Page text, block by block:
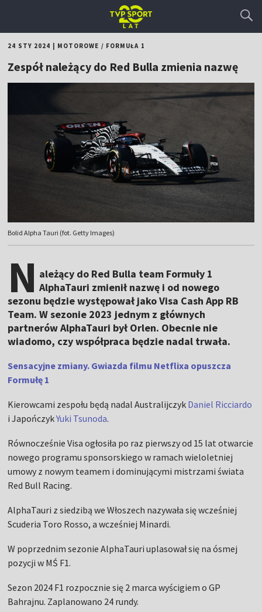
24 STY 2024 MOTOROWE / FORMUŁA 1
Zespół należący do Red Bulla zmienia nazwę
Bolid Alpha Tauri (fot. Getty Images)
N ależący do Red Bulla team Formuły 1
AlphaTauri zmienił nazwę i od nowego
sezonu będzie występował jako Visa Cash App RB
Team. W sezonie 2023 jednym z głównych
partnerów AlphaTauri był Orlen. Obecnie nie
wiadomo, czy współpraca będzie nadal trwała.
Sensacyjne zmiany. Gwiazda filmu Netflixa opuszcza
Formułę 1
Kierowcami zespołu będą nadal Australijczyk Daniel Ricciardo
i JapończykYuki Tsunoda.
Równocześnie Visa ogłosiła po raz pierwszy od 15 lat otwarcie
nowego programu sponsorskiego w ramach wieloletniej
umowy z nowym teamem i dominującymi mistrzami świata
Red Bull Racing.
AlphaTauri z siedzibą we Włoszech nazywała się wcześniej
Scuderia Toro Rosso, a wcześniej Minardi.
W poprzednim sezonie AlphaTauri uplasował się na ósmej
pozycji w MŚ F1.
Sezon 2024 F1 rozpocznie się 2 marca wyścigiem o GP
Bahrajnu. Zaplanowano 24 rundy.